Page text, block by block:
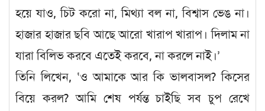
হয়ে যাও, চিট করো না, মিথ্যা বল না, বিশ্বাস ভেঙ না।
হাজার হাজার ছবি আছে আরো খারাপ খারাপ। দিলাম না
যারা বিলিভ করবে এতেই করবে, না করলে নাই।’
তিনি লিখেন, ‘ও আমাকে আর কি ভালবাসল? কিসের
বিয়ে করল? আমি শেষ পর্যন্ত চাইছি সব চুপ রেখে